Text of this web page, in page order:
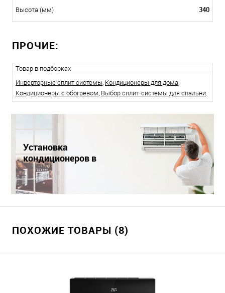
Высота (мм) 340
ПРОЧИЕ:
Товар в подборках
Инверторные сплит системы, Кондиционеры для дома,
Кондиционеры с обогревом, Выбор сплит-системы для спальни.
Установка
кондиционеров в
Краснодаре
ПОХОЖИЕ ТОВАРЫ (8)